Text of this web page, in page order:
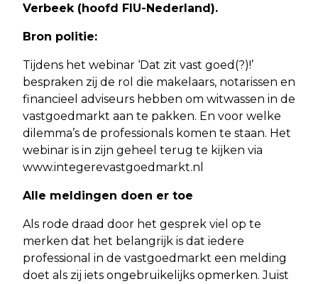
Verbeek (hoofd FIU-Nederland).
Bron politie:
Tijdens het webinar ‘Dat zit vast goed(?)!’
bespraken zij de rol die makelaars, notarissen en
financieel adviseurs hebben om witwassen in de
vastgoedmarkt aan te pakken. En voor welke
dilemma’s de professionals komen te staan. Het
webinar is in zijn geheel terug te kijken via
www.integerevastgoedmarkt.nl
Alle meldingen doen er toe
Als rode draad door het gesprek viel op te
merken dat het belangrijk is dat iedere
professional in de vastgoedmarkt een melding
doet als zij iets ongebruikelijks opmerken. Juist